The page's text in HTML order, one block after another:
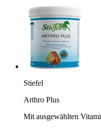
Stiefel
Arthro Plus
Mit ausgewählten